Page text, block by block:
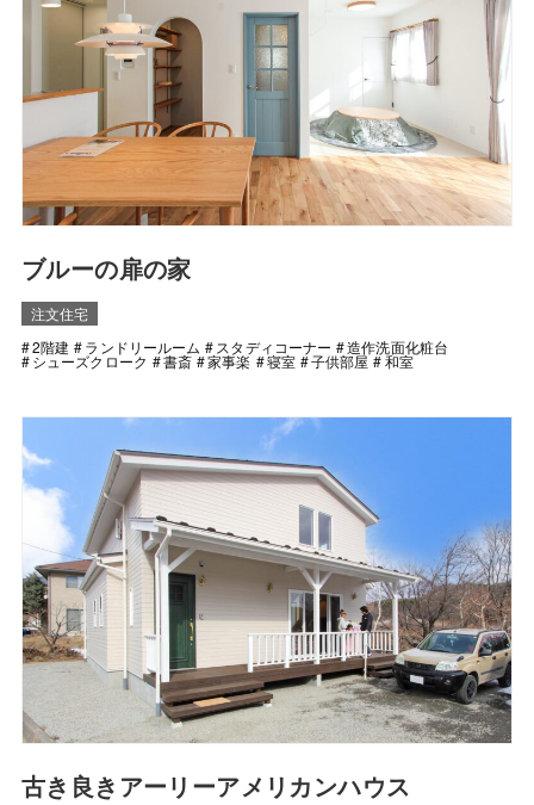
ブルーの扉の家
注文住宅
2階建
ランドリールーム スタディコーナー 造作洗面化粧台
シューズクローク 書斎 家事楽 寝室 子供部屋 和室
古き良きアーリーアメリカンハウス